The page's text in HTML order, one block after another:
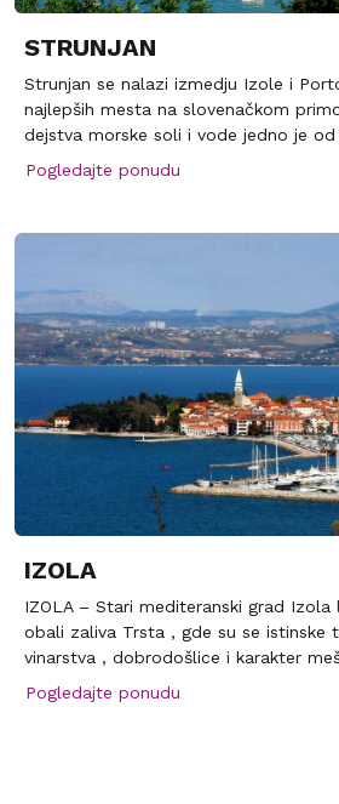
STRUNJAN
Strunjan se nalazi izmedju Izole i
najlepših mesta na slovenačkom
dejstva morske soli i vode jedno je
na Jadranu za goste iz cele Evrope.
hotelima i vilama se nalaze u
Beograda oko 600 km.
Pogledajte ponudu
IZOLA
IZOLA – Stari mediteranski grad
obali zaliva Trsta , gde su se istinske
vinarstva , dobrodošlice i karakter
da formiraju nezaboravan mozaik
malog ribarske luke stvorila je
Pogledajte ponudu